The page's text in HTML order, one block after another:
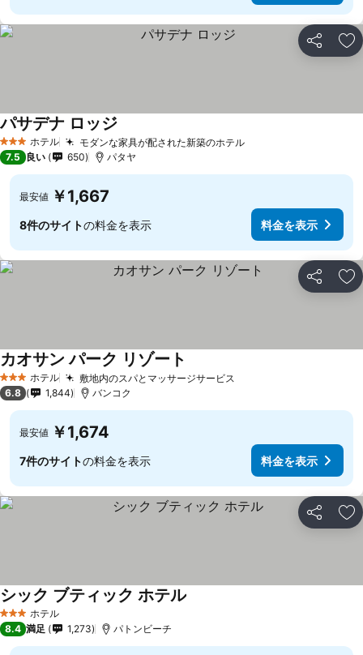
シェア お
3 ホテルのランク
ホテル モダンな家具が配された新築のホテル料金を表示
パサデナ ロッジ
7.5 良い 650 パタヤ
最安値 ￥1,667
8件のサイトの料金を表示 料金を表示
シェア お
3 ホテルのランク
ホテル 敷地内のスパとマッサージサービス
カオサン パーク リゾート
6.8 1,844 バンコク
最安値 ￥1,674
7件のサイトの料金を表示 料金を表示
シェア お
3 ホテルのランク
ホテル
シック ブティック ホテル
8.4 満足 1,273 パトンビーチ